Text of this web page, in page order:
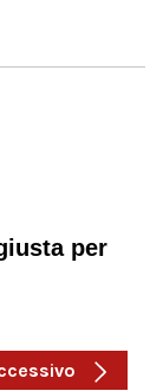
per